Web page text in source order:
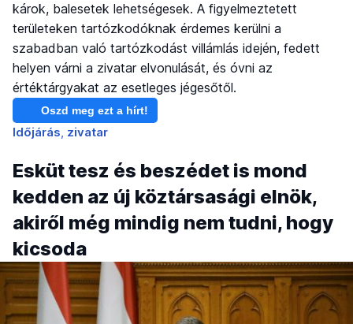
károk, balesetek lehetségesek. A figyelmeztetett
területeken tartózkodóknak érdemes kerülni a
szabadban való tartózkodást villámlás idején, fedett
helyen várni a zivatar elvonulását, és óvni az
értéktárgyakat az esetleges jégesőtől.
Oszd meg ezt a hírt!
Időjárás zivatar
Esküt tesz és beszédet is mond
kedden az új köztársasági elnök,
akiről még mindig nem tudni, hogy
kicsoda